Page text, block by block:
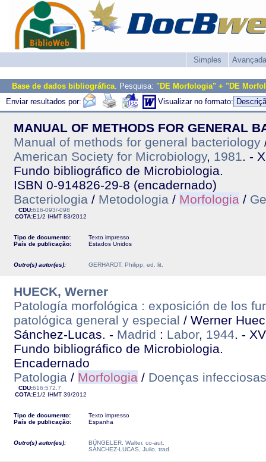
Simples Avançada
Base de dados bibliográfica. Pesquisa: "DE Morfologia" + "DE
Enviar resultados por:
Visualizar no formato:
MANUAL OF METHODS FOR GENERAL
Manual of methods for general bacteriology
American Society for Microbiology, 1981. -
Fundo bibliográfico de Microbiologia.
ISBN 0-914826-29-8 (encadernado)
Bacteriologia / Metodologia / Morfologia /
CDU:616-093/-098
COTA:E1/2 IHMT 83/2012
Tipo de documento:
Texto impresso
País de publicação:
Estados Unidos
Outro(s) autor(es): GERHARDT, Philipp, ed. lit.
HUECK, Werner
Patología morfológica : exposición de los
patológica general y especial / Werner
Sánchez-Lucas. - Madrid : Labor, 1944. -
Fundo bibliográfico de Microbiologia.
Encadernado
Patologia / Morfologia / Doenças infecciosas
CDU:616:572.7
COTA:E1/2 IHMT 39/2012
Tipo de documento:
Texto impresso
País de publicação:
Espanha
Outro(s) autor(es):
BÜNGELER, Walter, co-aut.
SÁNCHEZ-LUCAS, Julio, trad.